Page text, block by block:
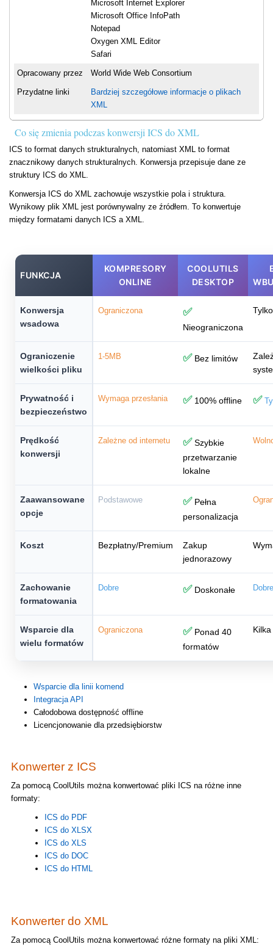
Microsoft Internet Explorer
Microsoft Office InfoPath
Notepad
Oxygen XML Editor
Safari
Opracowany przez World Wide Web Consortium
Przydatne linki
Bardziej szczegółowe informacje o plikach
XML
Co się zmienia podczas konwersji ICS do XML
ICS to format danych strukturalnych, natomiast XML to format
znacznikowy danych strukturalnych. Konwersja przepisuje dane ze
struktury ICS do XML.
Konwersja ICS do XML zachowuje wszystkie pola i struktura.
Wynikowy plik XML jest porównywalny ze źródłem. To konwertuje
między formatami danych ICS a XML.
FUNKCJA
KOMPRESORY
ONLINE
COOLUTILS
DESKTOP
Konwersja
wsadowa
Ograniczona ✅
Nieograniczona
Ograniczenie
wielkości pliku
1-5MB ✅Bez limitów
Prywatność i
bezpieczeństwo
Wymaga przesłania ✅100% offline ✅
Prędkość
konwersji
Zależne od internetu ✅Szybkie
przetwarzanie
lokalne
Zaawansowane
opcje
Podstawowe ✅Pełna
personalizacja
Koszt Bezpłatny/Premium
Zakup
jednorazowy
Zachowanie
formatowania
Dobre ✅Doskonałe Dobre
Wsparcie dla
wielu formatów
Ograniczona ✅Ponad 40
formatów
Wsparcie dla linii komend
Integracja API
Całodobowa dostępność offline
Licencjonowanie dla przedsiębiorstw
Konwerter z ICS
Za pomocą CoolUtils można konwertować pliki ICS na różne inne
formaty:
ICS do PDF
ICS do XLSX
ICS do XLS
ICS do DOC
ICS do HTML
Konwerter do XML
Za pomocą CoolUtils można konwertować różne formaty na pliki XML: